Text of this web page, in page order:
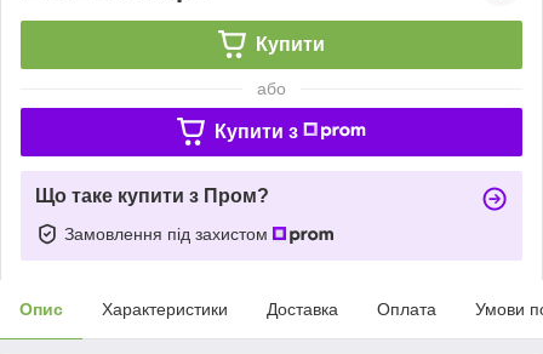
Купити
або
Купити з
Що таке купити з Пром?
Замовлення під захистом
Опис Характеристики Доставка Оплата Умови